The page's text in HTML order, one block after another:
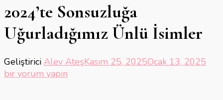
2024’te Sonsuzluğa
Uğurladığımız Ünlü İsimler
Geliştirici Alev AteşKasım 25, 2025Ocak 13, 2025
bir yorum yapın